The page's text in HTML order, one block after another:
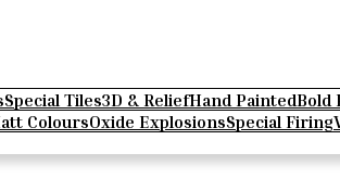
Special Tiles3D & ReliefHand PaintedBold
ColoursOxide ExplosionsSpecial Firing